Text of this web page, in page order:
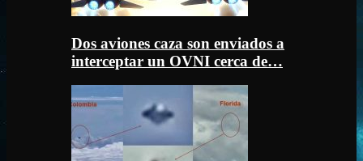
Dos aviones caza son enviados a
interceptar un OVNI cerca de…